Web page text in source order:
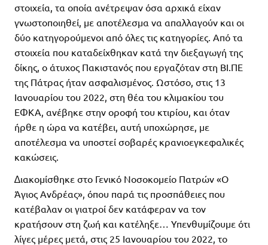
στοιχεία, τα οποία ανέτρεψαν όσα αρχικά είχαν
γνωστοποιηθεί, µε αποτέλεσµα να απαλλαγούν και οι
δύο κατηγορούµενοι από όλες τις κατηγορίες. Από τα
στοιχεία που καταδείχθηκαν κατά την διεξαγωγή της
δίκης, ο άτυχος Πακιστανός που εργαζόταν στη ΒΙ.ΠΕ
της Πάτρας ήταν ασφαλισµένος. Ωστόσο, στις 13
Ιανουαρίου του 2022, στη θέα του κλιµακίου του
ΕΦΚΑ, ανέβηκε στην οροφή του κτιρίου, και όταν
ήρθε η ώρα να κατέβει, αυτή υποχώρησε, µε
αποτέλεσµα να υποστεί σοβαρές κρανιοεγκεφαλικές
κακώσεις.
∆ιακοµίσθηκε στο Γενικό Νοσοκοµείο Πατρών «Ο
Άγιος Ανδρέας», όπου παρά τις προσπάθειες που
κατέβαλαν οι γιατροί δεν κατάφεραν να τον
κρατήσουν στη ζωή και κατέληξε… Υπενθυµίζουµε ότι
λίγες µέρες µετά, στις 25 Ιανουαρίου του 2022, το